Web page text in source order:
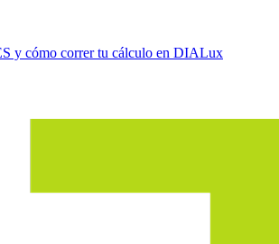
y cómo correr tu cálculo en DIALux